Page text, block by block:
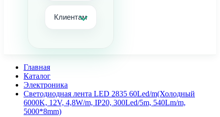
Клиентам
Главная
Каталог
Электроника
Светодиодная лента LED 2835 60Led/m(Холодный
6000K, 12V, 4,8W/m, IP20, 300Led/5m, 540Lm/m,
5000*8mm)